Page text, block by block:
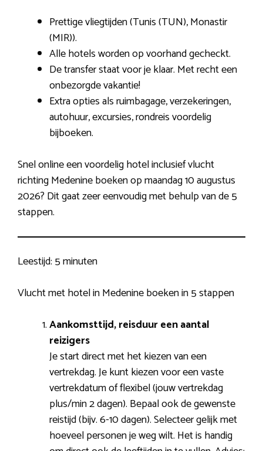
Prettige vliegtijden (Tunis (TUN), Monastir
(MIR)).
Alle hotels worden op voorhand gecheckt.
De transfer staat voor je klaar. Met recht een
onbezorgde vakantie!
Extra opties als ruimbagage, verzekeringen,
autohuur, excursies, rondreis voordelig
bijboeken.
Snel online een voordelig hotel inclusief vlucht
richting Medenine boeken op maandag 10 augustus
2026? Dit gaat zeer eenvoudig met behulp van de 5
stappen.
Leestijd: 5 minuten
Vlucht met hotel in Medenine boeken in 5 stappen
Aankomsttijd, reisduur een aantal
reizigers
Je start direct met het kiezen van een
vertrekdag. Je kunt kiezen voor een vaste
vertrekdatum of flexibel (jouw vertrekdag
plus/min 2 dagen). Bepaal ook de gewenste
reistijd (bijv. 6-10 dagen). Selecteer gelijk met
hoeveel personen je weg wilt. Het is handig